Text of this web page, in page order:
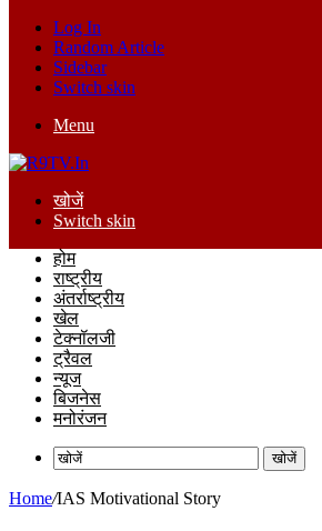
Log In
Random Article
Sidebar
Switch skin
Menu
खोजें
Switch skin
होम
राष्ट्रीय
अंतर्राष्ट्रीय
खेल
टेक्नॉलजी
ट्रैवल
न्यूज
बिजनेस
मनोरंजन
खोजें
Home/IAS Motivational Story